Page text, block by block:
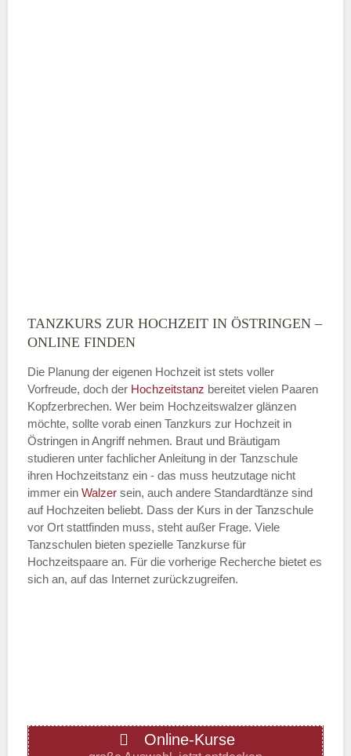
Montag
—
ÖFFNUNGSZEITEN HINZUFÜGEN
Dienstag
—
ÖFFNUNGSZEITEN HINZUFÜGEN
Donnerstag
TANZKURS ZUR HOCHZEIT IN ÖSTRINGEN –
ONLINE FINDEN
Die Planung der eigenen Hochzeit ist stets voller
Vorfreude, doch der Hochzeitstanz bereitet vielen Paaren
Kopfzerbrechen. Wer beim Hochzeitswalzer glänzen
möchte, sollte vorab einen Tanzkurs zur Hochzeit in
Östringen in Angriff nehmen. Braut und Bräutigam
studieren unter fachlicher Anleitung in der Tanzschule
ihren Hochzeitstanz ein - das muss heutzutage nicht
immer ein Walzer sein, auch andere Standardtänze sind
auf Hochzeiten beliebt. Dass der Kurs in der Tanzschule
vor Ort stattfinden muss, steht außer Frage. Viele
Tanzschulen bieten spezielle Tanzkurse für
Hochzeitspaare an. Für die vorherige Recherche bietet es
sich an, auf das Internet zurückzugreifen.
Online-Kurse